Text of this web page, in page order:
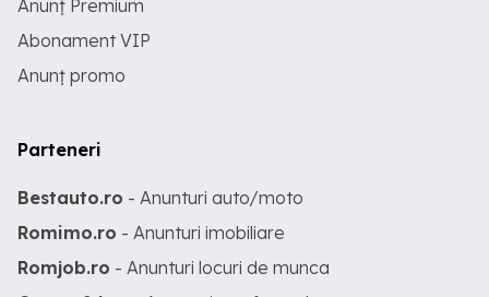
Anunț Premium
Abonament VIP
Anunț promo
Parteneri
Bestauto.ro - Anunturi auto/moto
Romimo.ro - Anunturi imobiliare
Romjob.ro - Anunturi locuri de munca